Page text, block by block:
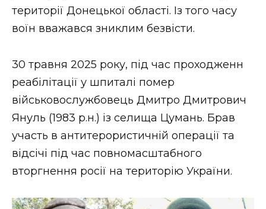
території Донецької області. Із того часу
воїн вважався зниклим безвісти.
30 травня 2025 року, під час проходженн
реабілітації у шпиталі помер
військовослужбовець Дмитро Дмитрович
Януль (1983 р.н.) із селища Цумань. Брав
участь в антитерористичній операції та
відсічі під час повномасштабного
вторгнення росії на територію України.